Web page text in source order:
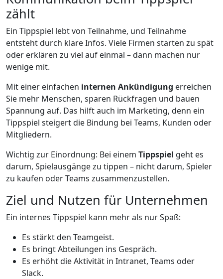
zählt
Ein Tippspiel lebt von Teilnahme, und Teilnahme
entsteht durch klare Infos. Viele Firmen starten zu spät
oder erklären zu viel auf einmal – dann machen nur
wenige mit.
Mit einer einfachen internen Ankündigung erreichen
Sie mehr Menschen, sparen Rückfragen und bauen
Spannung auf. Das hilft auch im Marketing, denn ein
Tippspiel steigert die Bindung bei Teams, Kunden oder
Mitgliedern.
Wichtig zur Einordnung: Bei einem Tippspiel geht es
darum, Spielausgänge zu tippen – nicht darum, Spieler
zu kaufen oder Teams zusammenzustellen.
Ziel und Nutzen für Unternehmen
Ein internes Tippspiel kann mehr als nur Spaß:
Es stärkt den Teamgeist.
Es bringt Abteilungen ins Gespräch.
Es erhöht die Aktivität in Intranet, Teams oder
Slack.